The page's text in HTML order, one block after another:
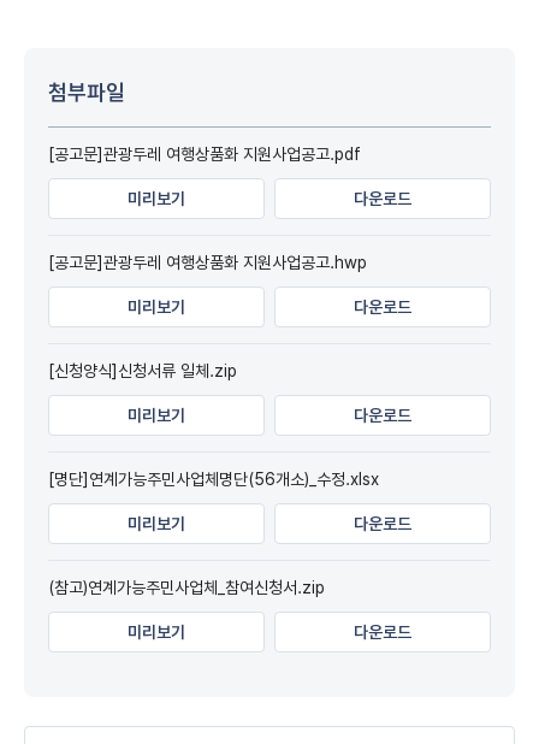
첨부파일
[공고문]관광두레 여행상품화 지원사업공고.pdf
미리보기 다운로드
[공고문]관광두레 여행상품화 지원사업공고.hwp
미리보기 다운로드
[신청양식]신청서류 일체.zip
미리보기 다운로드
[명단]연계가능주민사업체명단(56개소)_수정.xlsx
미리보기 다운로드
(참고)연계가능주민사업체_참여신청서.zip
미리보기 다운로드